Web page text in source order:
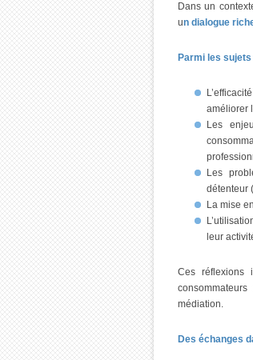
Dans un
un dialogue
Parmi les
améliorer
Les
Les
détenteur
La mise
leur
Ces réflexions
médiation.
Des échanges